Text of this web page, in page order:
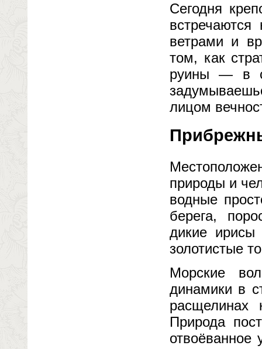
Сегодня
ветрами и
том, как
руины — в
лицом
природы и
водные
берега,
дикие
золотистые
Морские
динамики в
расщелинах
Природа
отвоёванное